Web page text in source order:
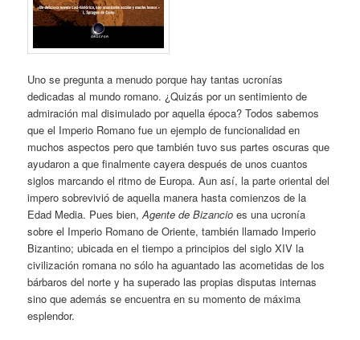
Uno se pregunta a menudo porque hay tantas ucronías
dedicadas al mundo romano. ¿Quizás por un sentimiento de
admiración mal disimulado por aquella época? Todos sabemos
que el Imperio Romano fue un ejemplo de funcionalidad en
muchos aspectos pero que también tuvo sus partes oscuras que
ayudaron a que finalmente cayera después de unos cuantos
siglos marcando el ritmo de Europa. Aun así, la parte oriental del
impero sobrevivió de aquella manera hasta comienzos de la
Edad Media. Pues bien,Agente de Bizancio es una ucronía
sobre el Imperio Romano de Oriente, también llamado Imperio
Bizantino; ubicada en el tiempo a principios del siglo XIV la
civilización romana no sólo ha aguantado las acometidas de los
bárbaros del norte y ha superado las propias disputas internas
sino que además se encuentra en su momento de máxima
esplendor.